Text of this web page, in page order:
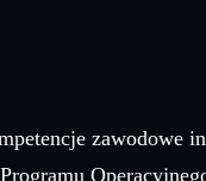
zawodowe